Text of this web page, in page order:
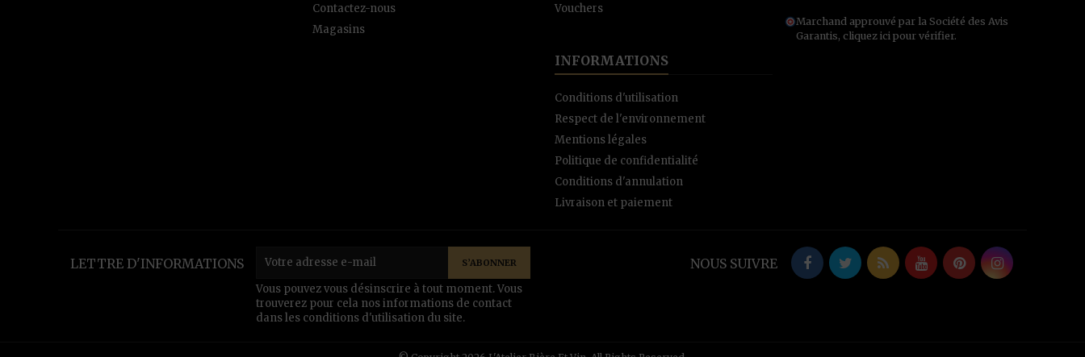
Contactez-nous
Magasins
Vouchers
Marchand approuvé par la Société des Avis
Garantis, cliquez ici pour vérifier.
INFORMATIONS
Conditions d'utilisation
Respect de l'environnement
Mentions légales
Politique de confidentialité
Conditions d'annulation
Livraison et paiement
LETTRE D'INFORMATIONS
Vous pouvez vous désinscrire à tout moment. Vous
trouverez pour cela nos informations de contact
dans les conditions d'utilisation du site.
NOUS SUIVRE